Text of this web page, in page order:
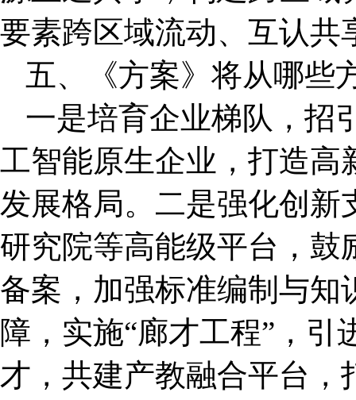
要素跨区域流动、互认共
五、《方案》将从哪些
一是培育企业梯队，招
工智能原生企业，打造高
发展格局。二是强化创新
研究院等高能级平台，鼓
备案，加强标准编制与知
障，实施“廊才工程”，
才，共建产教融合平台，